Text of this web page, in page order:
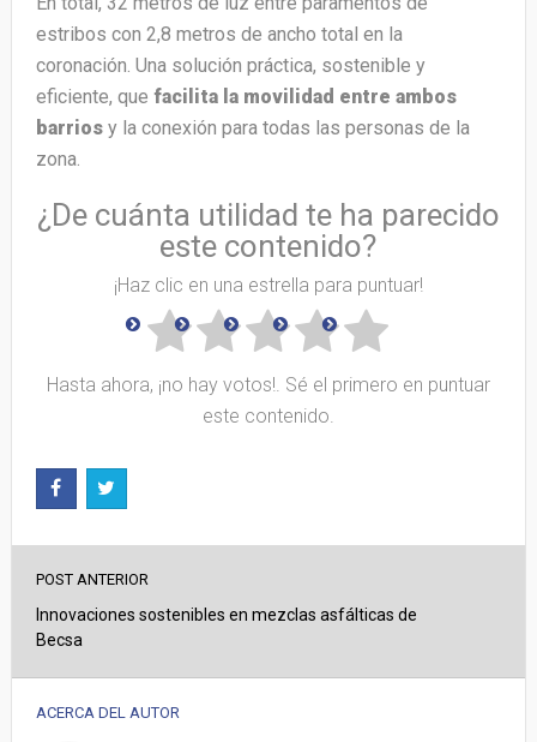
estribos con 2,8 metros de ancho total en la
coronación. Una solución práctica, sostenible y
eficiente, que facilita la movilidad entre ambos
barriosy la conexión para todas las personas de la
zona.
¿De cuánta utilidad te ha parecido
este contenido?
¡Haz clic en una estrella para puntuar!
Hasta ahora, ¡no hay votos!. Sé el primero en puntuar
este contenido.
POST ANTERIOR
Innovaciones sostenibles en mezclas asfálticas de
Becsa
ACERCA DEL AUTOR